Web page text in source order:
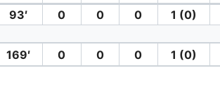
93′ 0 0 0 1 (0)
169′ 0 0 0 1 (0)